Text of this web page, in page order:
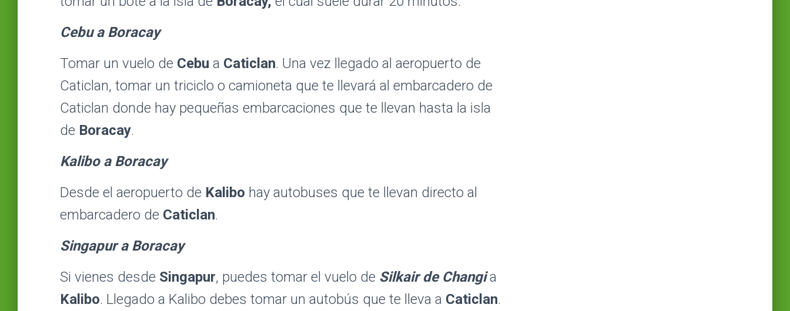
Cebu a Boracay
Tomar un vuelo de Cebu a Caticlan. Una vez llegado al aeropuerto de
Caticlan, tomar un triciclo o camioneta que te llevará al embarcadero de
Caticlan donde hay pequeñas embarcaciones que te llevan hasta la isla
de Boracay.
Kalibo a Boracay
Desde el aeropuerto de Kalibo hay autobuses que te llevan directo al
embarcadero de Caticlan.
Singapur a Boracay
Si vienes desde Singapur, puedes tomar el vuelo de Silkair de Changia
Kalibo. Llegado a Kalibo debes tomar un autobús que te lleva a Caticlan.